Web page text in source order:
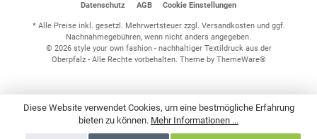
Datenschutz
AGB Cookie Einstellungen
* Alle Preise inkl. gesetzl. Mehrwertsteuer zzgl. Versandkostenund ggf.
Nachnahmegebühren, wenn nicht anders angegeben.
© 2026 style your own fashion - nachhaltiger Textildruck aus der
Oberpfalz - Alle Rechte vorbehalten. Theme by ThemeWare®
Diese Website verwendet Cookies, um eine bestmögliche Erfahrung
bieten zu können. Mehr Informationen ...